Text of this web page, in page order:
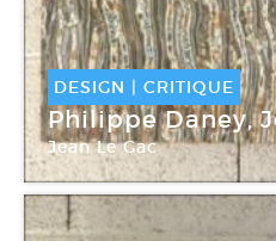
DESIGN CRITIQUE
Philippe Daney,
Jean Le Gac
Granville Gallery